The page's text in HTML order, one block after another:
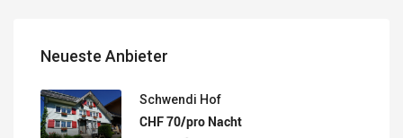
Neueste Anbieter
Schwendi Hof
CHF 70/pro Nacht